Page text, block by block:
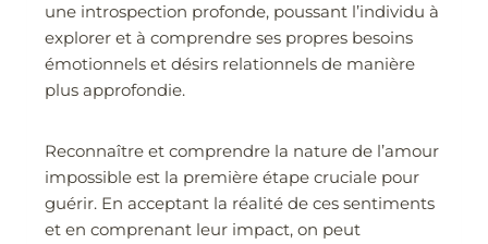
une introspection profonde, poussant l’individu à
explorer et à comprendre ses propres besoins
émotionnels et désirs relationnels de manière
plus approfondie.
Reconnaître et comprendre la nature de l’amour
impossible est la première étape cruciale pour
guérir. En acceptant la réalité de ces sentiments
et en comprenant leur impact, on peut